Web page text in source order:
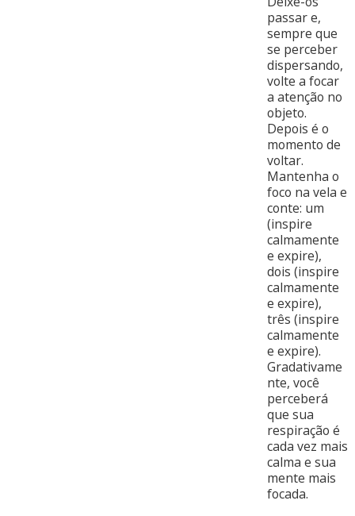
passar e,
sempre que
se perceber
dispersando,
volte a focar
a atenção no
objeto.
Depois é o
momento de
voltar.
Mantenha o
foco na vela e
conte: um
(inspire
calmamente
e expire),
dois (inspire
calmamente
e expire),
três (inspire
calmamente
e expire).
Gradativame
nte, você
perceberá
que sua
respiração é
cada vez mais
calma e sua
mente mais
focada.